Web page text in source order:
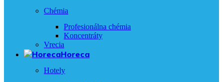
Chémia
Profesionálna chémia
Koncentráty
Vrecia
Horeca
Hotely